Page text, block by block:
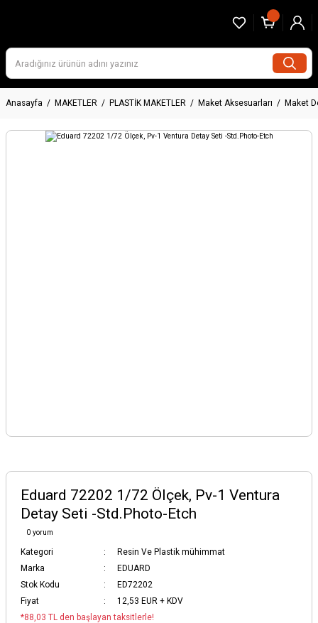
Anasayfa MAKETLER PLASTİK MAKETLER Maket Aksesuarları Maket
Eduard 72202 1/72 Ölçek, Pv-1 Ventura
Detay Seti -Std.Photo-Etch
0 yorum
Kategori
Resin Ve Plastik mühimmat
Marka
EDUARD
Stok Kodu
ED72202
Fiyat
12,53 EUR + KDV
*88,03 TL den başlayan taksitlerle!